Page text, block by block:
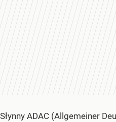
Słynny ADAC (Allgemeiner